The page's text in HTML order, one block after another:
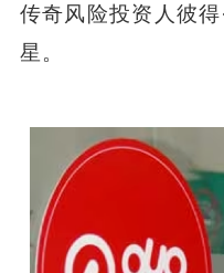
传奇风险投资人彼
星。